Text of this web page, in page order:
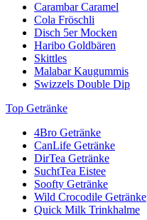
Carambar Caramel
Cola Fröschli
Disch 5er Mocken
Haribo Goldbären
Skittles
Malabar Kaugummis
Swizzels Double Dip
Top Getränke
4Bro Getränke
CanLife Getränke
DirTea Getränke
SuchtTea Eistee
Soofty Getränke
Wild Crocodile Getränke
Quick Milk Trinkhalme